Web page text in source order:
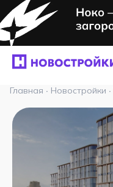
Главная · Новостройки ·